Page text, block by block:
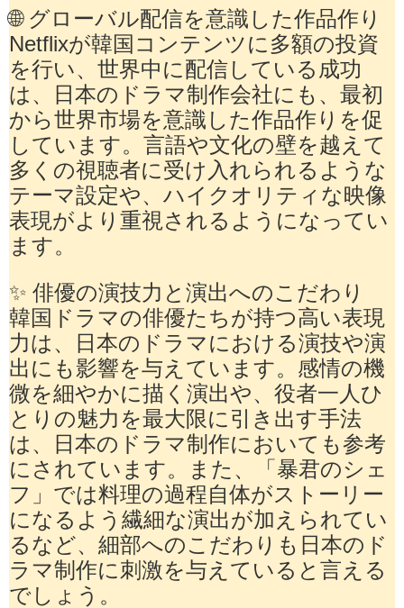
🌐 グローバル配信を意識した作品作り
Netflixが韓国コンテンツに多額の投資
を行い、世界中に配信している成功
は、日本のドラマ制作会社にも、最初
から世界市場を意識した作品作りを促
しています。言語や文化の壁を越えて
多くの視聴者に受け入れられるような
テーマ設定や、ハイクオリティな映像
表現がより重視されるようになってい
ます。
✨ 俳優の演技力と演出へのこだわり
韓国ドラマの俳優たちが持つ高い表現
力は、日本のドラマにおける演技や演
出にも影響を与えています。感情の機
微を細やかに描く演出や、役者一人ひ
とりの魅力を最大限に引き出す手法
は、日本のドラマ制作においても参考
にされています。また、「暴君のシェ
フ」では料理の過程自体がストーリー
になるよう繊細な演出が加えられてい
るなど、細部へのこだわりも日本のド
ラマ制作に刺激を与えていると言える
でしょう。